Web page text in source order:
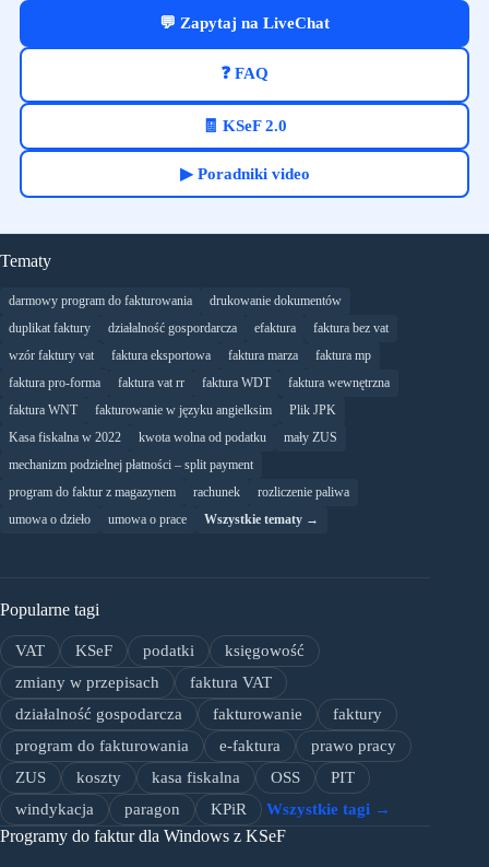
💬 Zapytaj na LiveChat
❓ FAQ
🧾 KSeF 2.0
▶ Poradniki video
Tematy
darmowy program do fakturowania
drukowanie dokumentów
duplikat faktury
działalność gospordarcza efaktura
faktura bez vat
wzór faktury vat
faktura eksportowa faktura marza
faktura mp
faktura pro-forma
faktura vat rr faktura WDT
faktura wewnętrzna
faktura WNT
fakturowanie w języku angielksim
Plik JPK
Kasa fiskalna w 2022
kwota wolna od podatku
mały ZUS
mechanizm podzielnej płatności – split payment
program do faktur z magazynem
rachunek
rozliczenie paliwa
umowa o dzieło
umowa o prace Wszystkie tematy →
Popularne tagi
VAT KSeF podatki
księgowość
zmiany w przepisach
faktura VAT
działalność gospodarcza
fakturowanie
faktury
program do fakturowania
e-faktura
prawo pracy
ZUS
koszty kasa fiskalna OSS
PIT
windykacja
paragon KPiR Wszystkie tagi →
Programy do faktur dla Windows z KSeF